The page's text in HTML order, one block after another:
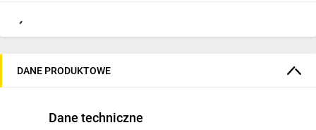
DANE PRODUKTOWE
Dane techniczne